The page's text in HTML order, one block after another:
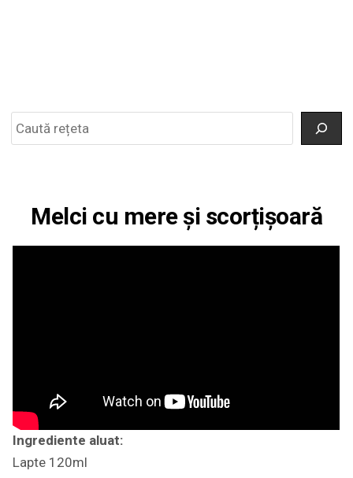
Melci cu mere și scorțișoară
Ingrediente aluat:
Lapte 120ml